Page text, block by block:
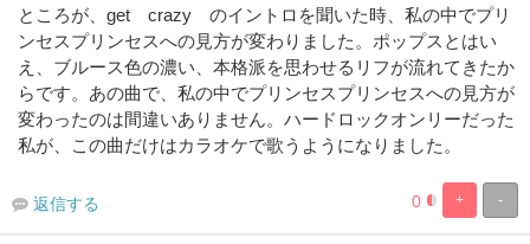
ところが、get crazy のイントロを聞いた時、私の中でプリ
ンセスプリンセスへの見方が変わりました。ポップスとはい
え、ブルース色の濃い、本格派を思わせるリフが流れてきたか
らです。あの曲で、私の中でプリンセスプリンセスへの見方が
変わったのは間違いありません。ハードロックオンリーだった
私が、この曲だけはカラオケで歌うようになりました。
-
+
0%100%
0
返信する